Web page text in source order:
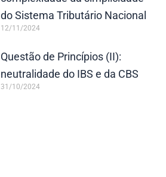
do Sistema Tributário Nacional
12/11/2024
Questão de Princípios (II):
neutralidade do IBS e da CBS
31/10/2024